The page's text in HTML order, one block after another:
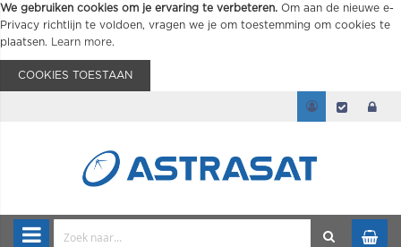
We gebruiken cookies om je ervaring te verbeteren. Om aan de nieuwe e-
Privacy richtlijn te voldoen, vragen we je om toestemming om cookies te
plaatsen.
Learn more.
COOKIES TOESTAAN